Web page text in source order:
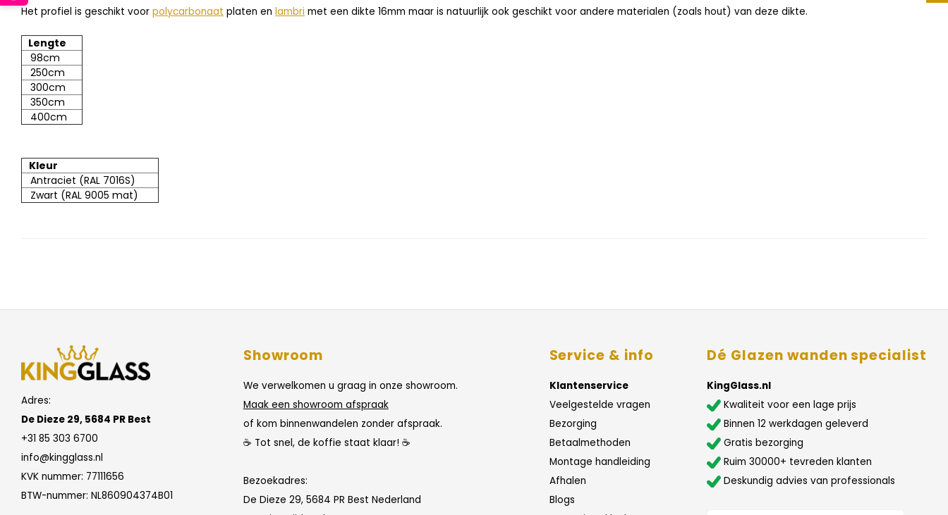
Het profiel is geschikt voor polycarbonaat platen en lambri met een dikte 16mm maar is natuurlijk ook geschikt voor andere materialen (zoals hout) van deze dikte.
Lengte
98cm
250cm
300cm
350cm
400cm
Kleur
Antraciet (RAL 7016S)
Zwart (RAL 9005 mat)
Adres:
De Dieze 29, 5684 PR Best
+31 85 303 6700
info@kingglass.nl
KVK nummer: 77111656
BTW-nummer: NL860904374B01
Showroom
We verwelkomen u graag in onze showroom.
Maak een showroom afspraak
of kom binnenwandelen zonder afspraak.
☕ Tot snel, de koffie staat klaar! ☕
Bezoekadres:
De Dieze 29, 5684 PR Best Nederland
Service & info
Klantenservice
Veelgestelde vragen
Bezorging
Betaalmethoden
Montage handleiding
Afhalen
Blogs
Dé Glazen wanden specialist
KingGlass.nl
Kwaliteit voor een lage prijs
Binnen 12 werkdagen geleverd
Gratis bezorging
Ruim 30000+ tevreden klanten
Deskundig advies van professionals